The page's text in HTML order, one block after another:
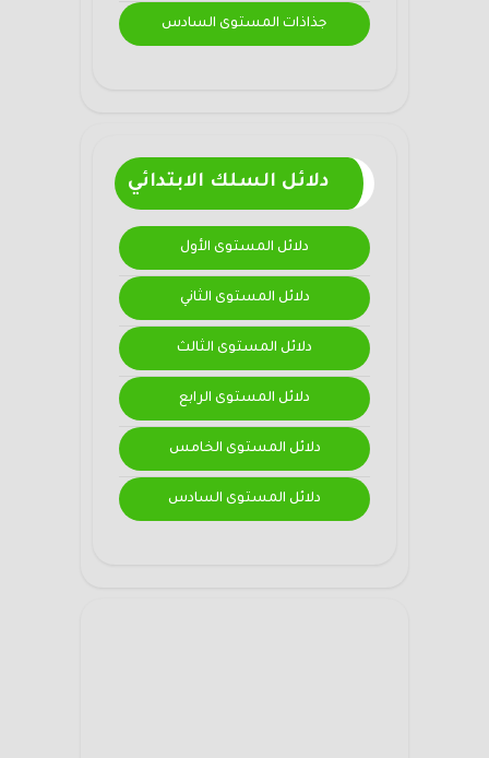
جذاذات المستوى السادس
دلائل السلك الابتدائي
دلائل المستوى الأول
دلائل المستوى الثاني
دلائل المستوى الثالث
دلائل المستوى الرابع
دلائل المستوى الخامس
دلائل المستوى السادس